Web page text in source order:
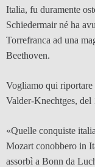
Italia, fu duramente
Schiedermair né ha
Torrefranca ad una
Beethoven.
Vogliamo qui
Valder-Knechtges, del
«Quelle conquiste
Mozart conobbero in
assorbì a Bonn da